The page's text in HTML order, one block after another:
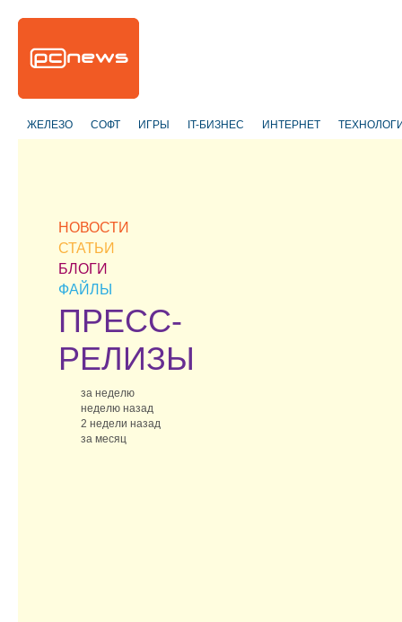
ЖЕЛЕЗО СОФТ ИГРЫ IT-БИЗНЕС ИНТЕРНЕТ
НОВОСТИ
СТАТЬИ
БЛОГИ
ФАЙЛЫ
ПРЕСС-
РЕЛИЗЫ
за неделю
неделю назад
2 недели назад
за месяц